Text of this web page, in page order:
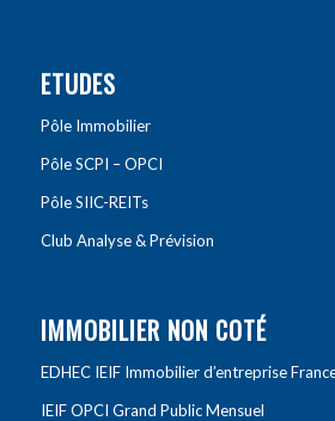
ETUDES
Pôle Immobilier
Pôle SCPI – OPCI
Pôle SIIC-REITs
Club Analyse & Prévision
IMMOBILIER NON COTÉ
EDHEC IEIF Immobilier d’entreprise
IEIF OPCI Grand Public Mensuel